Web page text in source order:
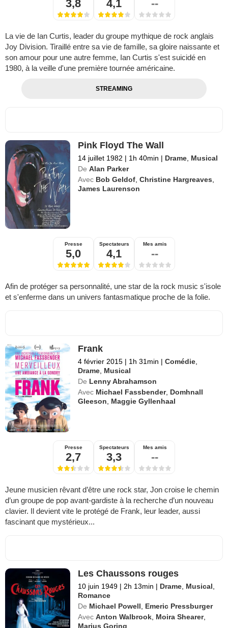
3,8 4,1 --
La vie de Ian Curtis, leader du groupe mythique de rock anglais
Joy Division. Tiraillé entre sa vie de famille, sa gloire naissante et
son amour pour une autre femme, Ian Curtis s'est suicidé en
1980, à la veille d'une première tournée américaine.
STREAMING
Pink Floyd The Wall
14 juillet 1982 | 1h 40min | Drame Musical
De Alan Parker
Avec Bob Geldof ,Christine Hargreaves
James Laurenson
Presse
5,0
Spectateurs
4,1
Mes amis
--
Afin de protéger sa personnalité, une star de la rock music s'isole
et s'enferme dans un univers fantasmatique proche de la folie.
Frank
4 février 2015 | 1h 31min | Comédie
Drame Musical
De Lenny Abrahamson
Avec Michael Fassbender, Domhnall
Gleeson
Maggie Gyllenhaal
Presse
2,7
Spectateurs
3,3
Mes amis
--
Jeune musicien rêvant d’être une rock star, Jon croise le chemin
d’un groupe de pop avant-gardiste à la recherche d’un nouveau
clavier. Il devient vite le protégé de Frank, leur leader, aussi
fascinant que mystérieux...
Les Chaussons rouges
10 juin 1949 | 2h 13min | Drame Musical
Romance
De Michael Powell
Emeric Pressburger
Avec Anton Walbrook Moira Shearer,
Marius Goring